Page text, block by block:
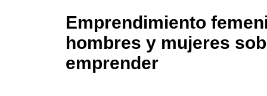
Emprendimiento
hombres y mujeres
emprender